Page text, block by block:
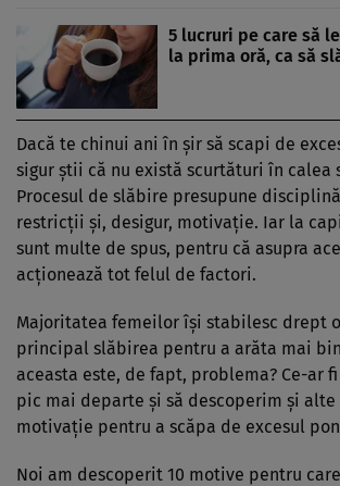
5 lucruri pe care să
la prima oră, ca să
Dacă te chinui ani în şir să scapi de
sigur ştii că nu există scurtături în calea
Procesul de slăbire presupune
restricţii şi, desigur, motivaţie. Iar la
sunt multe de spus, pentru că asupra
acţionează tot felul de factori.
Majoritatea femeilor îşi stabilesc drept
principal slăbirea pentru a arăta mai
aceasta este, de fapt, problema? Ce-ar fi
pic mai departe şi să descoperim şi alte
motivaţie pentru a scăpa de excesul
Noi am descoperit 10 motive pentru